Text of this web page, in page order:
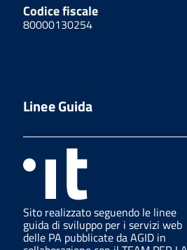
Codice fiscale
80000130254
Linee Guida
Sito realizzato seguendo le linee
guida di sviluppo per i servizi web
delle PA pubblicate da AGID in